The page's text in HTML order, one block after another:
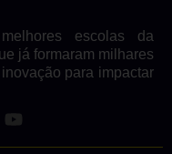
escolas da
já formaram milhares
para impactar